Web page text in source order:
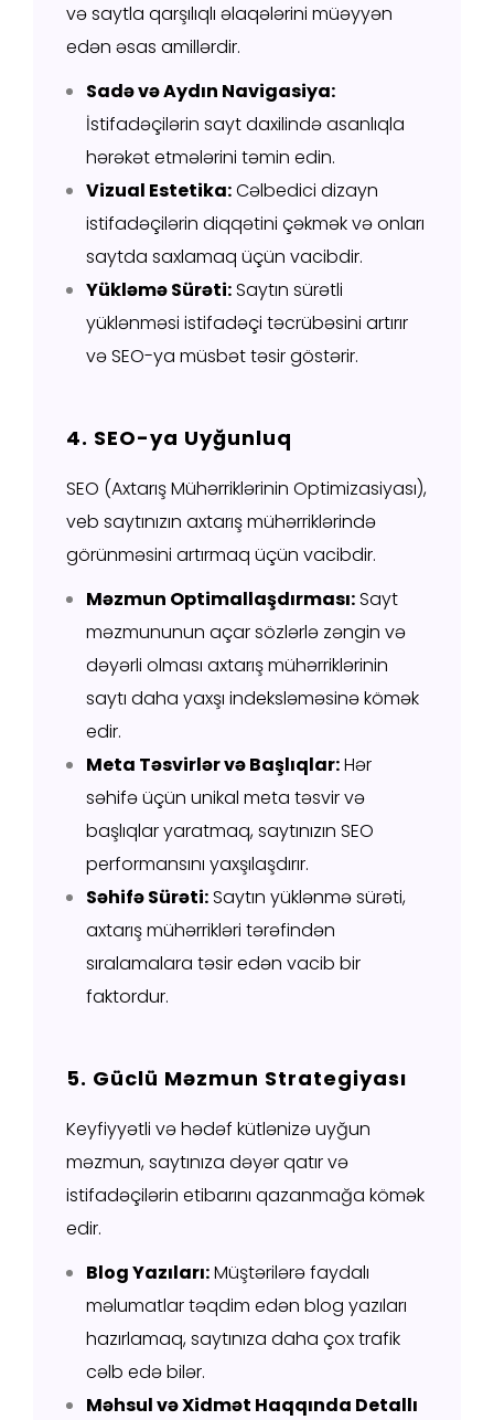
və saytla qarşılıqlı əlaqələrini müəyyən
edən əsas amillərdir.
Sadə və Aydın Navigasiya:
İstifadəçilərin sayt daxilində asanlıqla
hərəkət etmələrini təmin edin.
Vizual Estetika:Cəlbedici dizayn
istifadəçilərin diqqətini çəkmək və onları
saytda saxlamaq üçün vacibdir.
Yükləmə Sürəti:Saytın sürətli
yüklənməsi istifadəçi təcrübəsini artırır
və SEO-ya müsbət təsir göstərir.
4. SEO-ya Uyğunluq
SEO (Axtarış Mühərriklərinin Optimizasiyası),
veb saytınızın axtarış mühərriklərində
görünməsini artırmaq üçün vacibdir.
Məzmun Optimallaşdırması:Sayt
məzmununun açar sözlərlə zəngin və
dəyərli olması axtarış mühərriklərinin
saytı daha yaxşı indeksləməsinə kömək
edir.
Meta Təsvirlər və Başlıqlar:Hər
səhifə üçün unikal meta təsvir və
başlıqlar yaratmaq, saytınızın SEO
performansını yaxşılaşdırır.
Səhifə Sürəti:Saytın yüklənmə sürəti,
axtarış mühərrikləri tərəfindən
sıralamalara təsir edən vacib bir
faktordur.
5. Güclü Məzmun Strategiyası
Keyfiyyətli və hədəf kütlənizə uyğun
məzmun, saytınıza dəyər qatır və
istifadəçilərin etibarını qazanmağa kömək
edir.
Blog Yazıları:Müştərilərə faydalı
məlumatlar təqdim edən blog yazıları
hazırlamaq, saytınıza daha çox trafik
cəlb edə bilər.
Məhsul və Xidmət Haqqında Detallı